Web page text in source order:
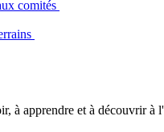
comités
à apprendre et à découvrir à